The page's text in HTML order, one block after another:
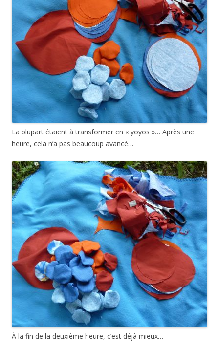
La plupart étaient à transformer en « yoyos »… Après une
heure, cela n’a pas beaucoup avancé…
À la fin de la deuxième heure, c’est déjà mieux…